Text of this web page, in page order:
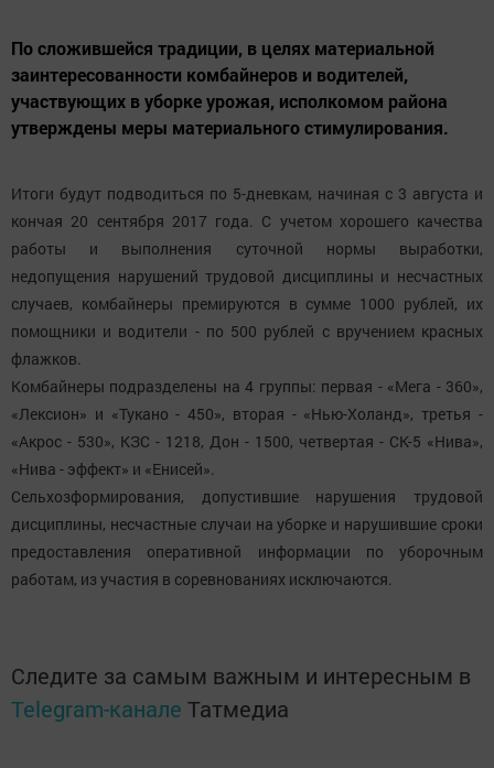
По сложившейся традиции, в целях материальной
заинтересованности комбайнеров и водителей,
участвующих в уборке урожая, исполкомом района
утверждены меры материального стимулирования.
Итоги будут подводиться по 5-дневкам, начиная с 3 августа и
кончая 20 сентября 2017 года. С учетом хорошего качества
работы и выполнения суточной нормы выработки,
недопущения нарушений трудовой дисциплины и несчастных
случаев, комбайнеры премируются в сумме 1000 рублей, их
помощники и водители - по 500 рублей с вручением красных
флажков.
Комбайнеры подразделены на 4 группы: первая - «Мега - 360»,
«Лексион» и «Тукано - 450», вторая - «Нью-Холанд», третья -
«Акрос - 530», КЗС - 1218, Дон - 1500, четвертая - СК-5 «Нива»,
«Нива - эффект» и «Енисей».
Сельхозформирования, допустившие нарушения трудовой
дисциплины, несчастные случаи на уборке и нарушившие сроки
предоставления оперативной информации по уборочным
работам, из участия в соревнованиях исключаются.
Следите за самым важным и интересным в
Telegram-канале Татмедиа